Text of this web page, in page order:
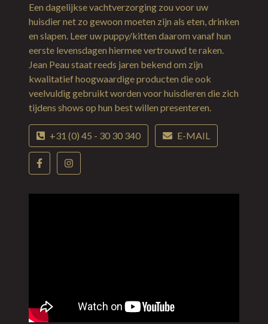
Een dagelijkse vachtverzorging zou voor uw
huisdier net zo gewoon moeten zijn als eten, drinken
en slapen. Leer uw puppy/kitten daarom vanaf hun
eerste levensdagen hiermee vertrouwd te raken.
Jean Peau staat reeds jaren bekend om zijn
kwalitatief hoogwaardige producten die ook
veelvuldig gebruikt worden voor huisdieren die zich
tijdens shows op hun best willen presenteren.
+31 (0) 45 - 30 30 340 E-MAIL